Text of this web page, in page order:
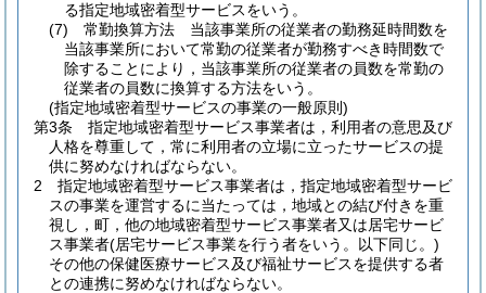
る指定地域密着型サービスをいう。
(7)
常勤換算方法 当該事業所の従業者の勤務延時間数を
当該事業所において常勤の従業者が勤務すべき時間数で
除することにより，当該事業所の従業者の員数を常勤の
従業者の員数に換算する方法をいう。
(指定地域密着型サービスの事業の一般原則)
第3条
指定地域密着型サービス事業者は，利用者の意思及び
人格を尊重して，常に利用者の立場に立ったサービスの提
供に努めなければならない。
2
指定地域密着型サービス事業者は，指定地域密着型サービ
スの事業を運営するに当たっては，地域との結び付きを重
視し，町，他の地域密着型サービス事業者又は居宅サービ
ス事業者(居宅サービス事業を行う者をいう。以下同じ。)
その他の保健医療サービス及び福祉サービスを提供する者
との連携に努めなければならない。